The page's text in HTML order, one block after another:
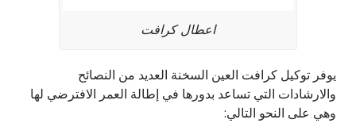
اعطال كرافت
يوفر توكيل كرافت العين السخنة العديد من النصائح
والارشادات التي تساعد بدورها في إطالة العمر الافترضي لها
وهي على النحو التالي: